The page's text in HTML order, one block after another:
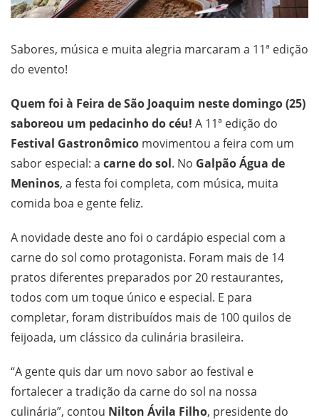
Sabores, música e muita alegria marcaram a 11ª edição
do evento!
Quem foi à Feira de São Joaquim neste domingo (25)
saboreou um pedacinho do céu! A 11ª edição do
Festival Gastronômico movimentou a feira com um
sabor especial: a carne do sol. No Galpão Água de
Meninos, a festa foi completa, com música, muita
comida boa e gente feliz.
A novidade deste ano foi o cardápio especial com a
carne do sol como protagonista. Foram mais de 14
pratos diferentes preparados por 20 restaurantes,
todos com um toque único e especial. E para
completar, foram distribuídos mais de 100 quilos de
feijoada, um clássico da culinária brasileira.
“A gente quis dar um novo sabor ao festival e
fortalecer a tradição da carne do sol na nossa
culinária”, contou Nilton Ávila Filho, presidente do